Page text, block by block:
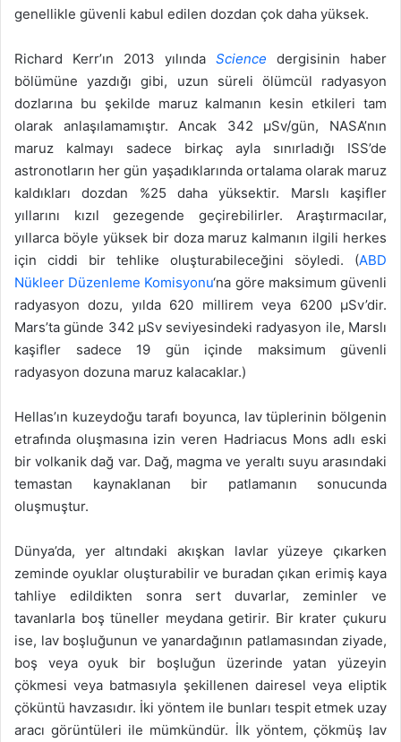
genellikle güvenli kabul edilen dozdan çok daha yüksek.
Richard Kerr’ın 2013 yılında Science dergisinin haber
bölümüne yazdığı gibi, uzun süreli ölümcül radyasyon
dozlarına bu şekilde maruz kalmanın kesin etkileri tam
olarak anlaşılamamıştır. Ancak 342 μSv/gün, NASA’nın
maruz kalmayı sadece birkaç ayla sınırladığı ISS’de
astronotların her gün yaşadıklarında ortalama olarak maruz
kaldıkları dozdan %25 daha yüksektir. Marslı kaşifler
yıllarını kızıl gezegende geçirebilirler. Araştırmacılar,
yıllarca böyle yüksek bir doza maruz kalmanın ilgili herkes
için ciddi bir tehlike oluşturabileceğini söyledi. (ABD
Nükleer Düzenleme Komisyonu‘na göre maksimum güvenli
radyasyon dozu, yılda 620 millirem veya 6200 μSv’dir.
Mars’ta günde 342 μSv seviyesindeki radyasyon ile, Marslı
kaşifler sadece 19 gün içinde maksimum güvenli
radyasyon dozuna maruz kalacaklar.)
Hellas’ın kuzeydoğu tarafı boyunca, lav tüplerinin bölgenin
etrafında oluşmasına izin veren Hadriacus Mons adlı eski
bir volkanik dağ var. Dağ, magma ve yeraltı suyu arasındaki
temastan kaynaklanan bir patlamanın sonucunda
oluşmuştur.
Dünya’da, yer altındaki akışkan lavlar yüzeye çıkarken
zeminde oyuklar oluşturabilir ve buradan çıkan erimiş kaya
tahliye edildikten sonra sert duvarlar, zeminler ve
tavanlarla boş tüneller meydana getirir. Bir krater çukuru
ise, lav boşluğunun ve yanardağının patlamasından ziyade,
boş veya oyuk bir boşluğun üzerinde yatan yüzeyin
çökmesi veya batmasıyla şekillenen dairesel veya eliptik
çöküntü havzasıdır. İki yöntem ile bunları tespit etmek uzay
aracı görüntüleri ile mümkündür. İlk yöntem, çökmüş lav